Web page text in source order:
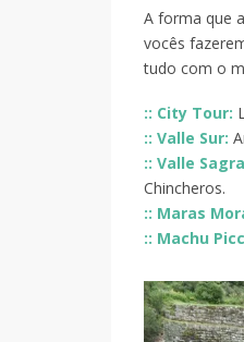
A forma que
vocês
tudo com o
:: City Tour:
:: Valle Sur:
:: Valle
Chincheros.
:: Maras
:: Machu